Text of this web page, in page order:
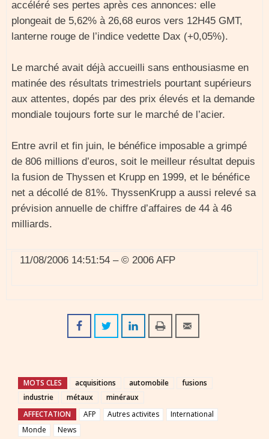
accéléré ses pertes après ces annonces: elle
plongeait de 5,62% à 26,68 euros vers 12H45 GMT,
lanterne rouge de l’indice vedette Dax (+0,05%).
Le marché avait déjà accueilli sans enthousiasme en
matinée des résultats trimestriels pourtant supérieurs
aux attentes, dopés par des prix élevés et la demande
mondiale toujours forte sur le marché de l’acier.
Entre avril et fin juin, le bénéfice imposable a grimpé
de 806 millions d’euros, soit le meilleur résultat depuis
la fusion de Thyssen et Krupp en 1999, et le bénéfice
net a décollé de 81%. ThyssenKrupp a aussi relevé sa
prévision annuelle de chiffre d’affaires de 44 à 46
milliards.
11/08/2006 14:51:54 – © 2006 AFP
MOTS CLES acquisitions automobile
fusions
industrie
métaux
minéraux
AFFECTATION
AFP Autres activites
International
Monde
News